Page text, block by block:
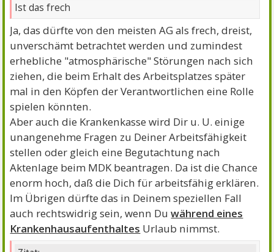
Ist das frech
Ja, das dürfte von den meisten AG als frech, dreist,
unverschämt betrachtet werden und zumindest
erhebliche "atmosphärische" Störungen nach sich
ziehen, die beim Erhalt des Arbeitsplatzes später
mal in den Köpfen der Verantwortlichen eine Rolle
spielen könnten.
Aber auch die Krankenkasse wird Dir u. U. einige
unangenehme Fragen zu Deiner Arbeitsfähigkeit
stellen oder gleich eine Begutachtung nach
Aktenlage beim MDK beantragen. Da ist die Chance
enorm hoch, daß die Dich für arbeitsfähig erklären.
Im Übrigen dürfte das in Deinem speziellen Fall
auch rechtswidrig sein, wenn Duwährend eines
Krankenhausaufenthaltes Urlaub nimmst.